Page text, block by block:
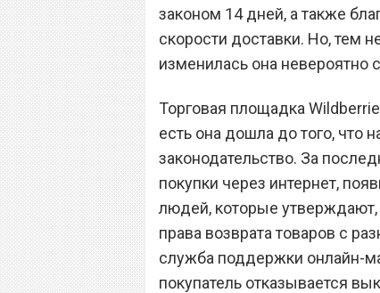
законом 14 дней, а также
скорости доставки. Но, тем
изменилась она невероятно
Торговая площадка
есть она дошла до того, что
законодательство. За
покупки через интернет,
людей, которые утверждают,
права возврата товаров с
служба поддержки онлайн-
покупатель отказывается